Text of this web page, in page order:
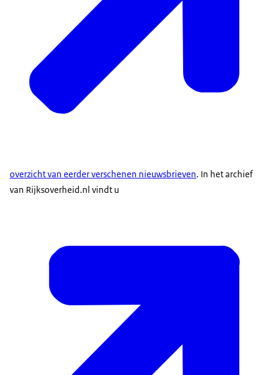
overzicht van eerder verschenen nieuwsbrieven. In het archief
van Rijksoverheid.nl vindt u